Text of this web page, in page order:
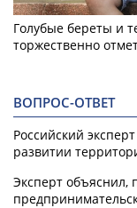
Голубые береты и
торжественно
ВОПРОС-ОТВЕТ
Российский
развитии
Эксперт объяснил,